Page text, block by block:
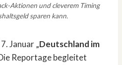
Aktionen und cleverem Timing
sparen kann.
Januar „Deutschland im
Reportage begleitet